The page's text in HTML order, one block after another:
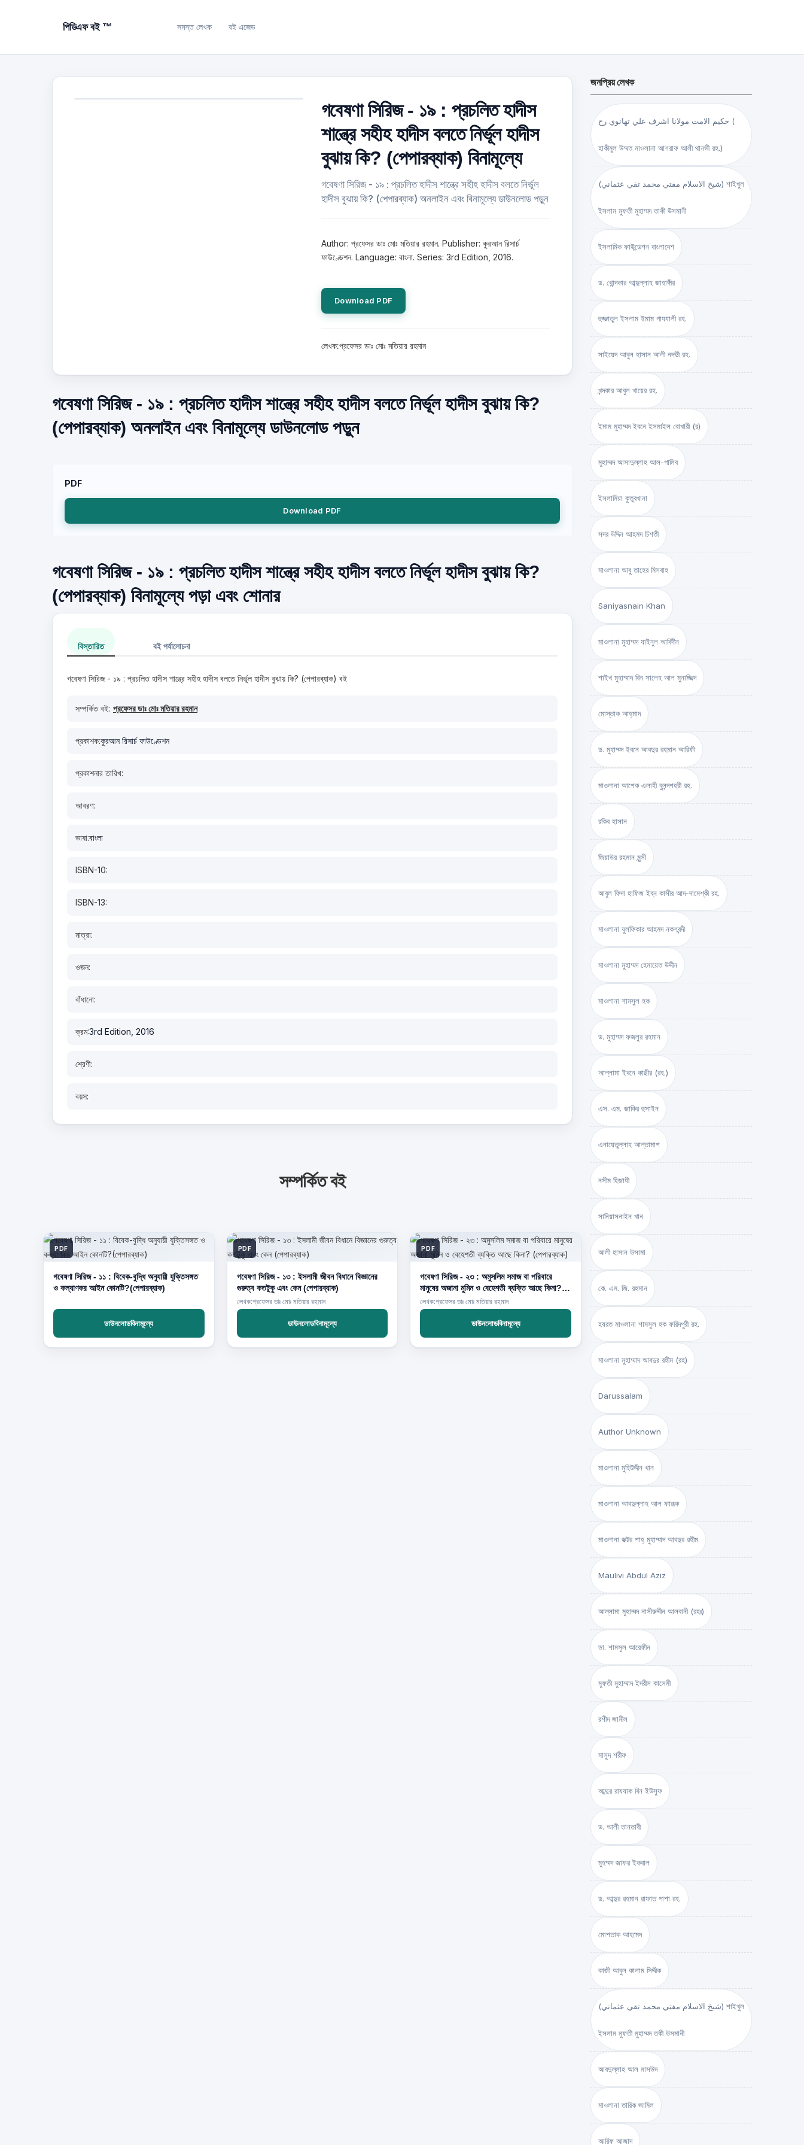
পিডিএফ বই ™ সমস্ত লেখক বই এজেড
গবেষণা সিরিজ - ১৯ : প্রচলিত হাদীস
শান্ত্রে সহীহ হাদীস বলতে নির্ভূল হাদীস
বুঝায় কি? (পেপারব্যাক) বিনামূল্যে
গবেষণা সিরিজ - ১৯ : প্রচলিত হাদীস শান্ত্রে সহীহ হাদীস বলতে নির্ভূল
হাদীস বুঝায় কি? (পেপারব্যাক) অনলাইন এবং বিনামূল্যে ডাউনলোড পড়ুন
Author: প্রফেসর ডাঃ মোঃ মতিয়ার রহমান. Publisher: কুরআন রিসার্চ
ফাউণ্ডেশন. Language: বাংলা. Series: 3rd Edition, 2016.
Download PDF
লেখক:প্রফেসর ডাঃ মোঃ মতিয়ার রহমান
গবেষণা সিরিজ - ১৯ : প্রচলিত হাদীস শান্ত্রে সহীহ হাদীস বলতে নির্ভূল হাদীস বুঝায় কি?
(পেপারব্যাক) অনলাইন এবং বিনামূল্যে ডাউনলোড পড়ুন
PDF
Download PDF
গবেষণা সিরিজ - ১৯ : প্রচলিত হাদীস শান্ত্রে সহীহ হাদীস বলতে নির্ভূল হাদীস বুঝায় কি?
(পেপারব্যাক) বিনামূল্যে পড়া এবং শোনার
বিস্তারিত বই পর্যালোচনা
গবেষণা সিরিজ - ১৯ : প্রচলিত হাদীস শান্ত্রে সহীহ হাদীস বলতে নির্ভূল হাদীস বুঝায় কি? (পেপারব্যাক) বই
সম্পর্কিত বই: প্রফেসর ডাঃ মোঃ মতিয়ার রহমান
প্রকাশক:কুরআন রিসার্চ ফাউণ্ডেশন
প্রকাশনার তারিখ:
আবরণ:
ভাষা:বাংলা
ISBN-10:
ISBN-13:
মাত্রা:
ওজন:
বাঁধানো:
ক্রম:3rd Edition, 2016
শ্রেণী:
বয়স:
সম্পর্কিত বই
PDF
গবেষণা সিরিজ - ১১ : বিবেক-বুদ্ধি অনুযায়ী যুক্তিসঙ্গত
ও কল্যাণকর আইন কোনটি?(পেপারব্যাক)
ডাউনলোডবিনামূল্যে
PDF
গবেষণা সিরিজ - ১৩ : ইসলামী জীবন বিধানে বিজ্ঞানের
গুরুত্ব কতটুকু এবং কেন (পেপারব্যাক)
লেখক:প্রফেসর ডাঃ মোঃ মতিয়ার রহমান
ডাউনলোডবিনামূল্যে
PDF
গবেষণা সিরিজ - ২৩ : অমুসলিম সমাজ বা পরিবারে
মানুষের অজানা মুমিন ও বেহেশতী ব্যক্তি আছে কিনা?
(পেপারব্যাক)
লেখক:প্রফেসর ডাঃ মোঃ মতিয়ার রহমান
ডাউনলোডবিনামূল্যে
জনপ্রিয় লেখক
حكيم الامت مولانا اشرف علي تهانوي رح (
হাকীমুল উম্মত মাওলানা আশরাফ আলী থানভী রহ.)
(شيخ الاسلام مفتي محمد تقي عثماني) শাইখুল
ইসলাম মুফতী মুহাম্মদ তাকী উসমানী
ইসলামিক ফাউন্ডেশন বাংলাদেশ
ড. খোন্দকার আব্দুল্লাহ জাহাঙ্গীর
হুজ্জাতুল ইসলাম ইমাম গাযযালী রহ.
সাইয়েদ আবুল হাসান আলী নদভী রহ.
খন্দকার আবুল খায়ের রহ.
ইমাম মুহাম্মদ ইবনে ইসমাইল বোখারী (র)
মুহাম্মদ আসাদুল্লাহ আল-গালিব
ইসলামিয়া কুতুবখানা
সদর উদ্দিন আহমদ চিশতী
মাওলানা আবু তাহের মিসবাহ
Saniyasnain Khan
মাওলানা মুহাম্মদ যাইনুল আবিদীন
শাইখ মুহাম্মাদ বিন সালেহ আল মুনাজ্জিদ
মোস্তাক আহ্‌মাদ
ড. মুহাম্মদ ইবনে আবদুর রহমান আরিফী
মাওলানা আশেক এলাহী বুলন্দশহরী রহ.
রকিব হাসান
জিয়াউর রহমান মুন্সী
আবুল ফিদা হাফিজ ইব্‌ন কাসীর আদ-দামেশ্‌কী রহ.
মাওলানা যুলফিকার আহমদ নকশবন্দী
মাওলানা মুহাম্মদ হেমায়েত উদ্দীন
মাওলানা শামসুল হক
ড. মুহাম্মদ ফজলুর রহমান
আল্লামা ইবনে কাছীর (রহ.)
এস. এম. জাকির হুসাইন
এনায়েতুল্লাহ আল্‌তামাশ
নসীম হিজাযী
সানিয়াসনাইন খান
আলী হাসান উসামা
কে. এম. জি. রহমান
হযরত মাওলানা শামসুল হক ফরিদপুরী রহ.
মাওলানা মুহাম্মাদ আবদুর রহীম (রহ)
Darussalam
Author Unknown
মাওলানা মুহিউদ্দীন খান
মাওলানা আবদুল্লাহ আল ফারূক
মাওলানা ডক্টর শাহ্‌ মুহাম্মাদ আবদুর রহীম
Maulivi Abdul Aziz
আল্লামা মুহাম্মদ নাসীরুদ্দীন আলবানী (রহঃ)
ডা. শামসুল আরেফীন
মুফতী মুহাম্মাদ ইদরীস কাসেমী
রশীদ জামীল
মাসুদ শরীফ
আব্দুর রাযযাক বিন ইউসুফ
ড. আলী তানতাবী
মুহম্মদ জাফর ইকবাল
ড. আব্দুর রহমান রাফাত পাশা রহ.
মোশতাক আহমেদ
কাজী আবুল কালাম সিদ্দীক
(شيخ الاسلام مفتي محمد تقي عثماني) শাইখুল
ইসলাম মুফতী মুহাম্মদ তকী উসমানী
আবদুল্লাহ আল মাসউদ
মাওলানা তারিক জামিল
আরিফ আজাদ